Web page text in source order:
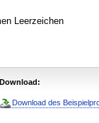
Leerzeichen
Download:
Download des